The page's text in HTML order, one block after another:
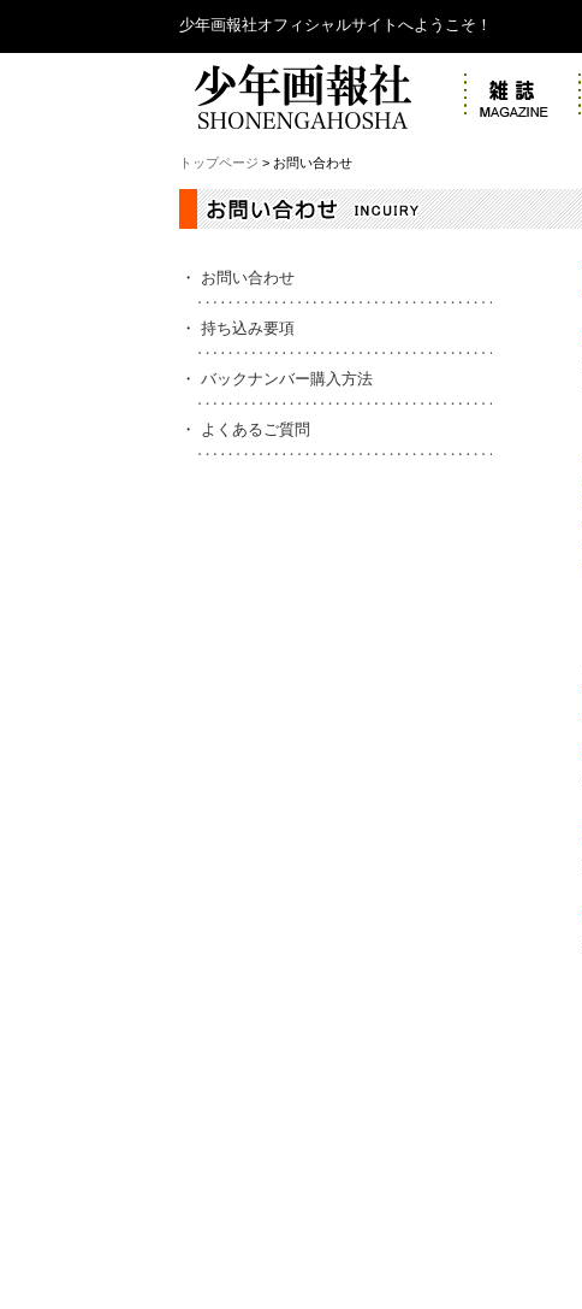
少年画報社オフィシャルサイトへようこそ！
トップページ > お問い合わせ
・ お問い合わせ
・持ち込み要項
・バックナンバー購入方法
・ よくあるご質問